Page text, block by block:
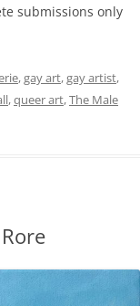
submissions only
,gay art,gay artist,
,queer art,The Male